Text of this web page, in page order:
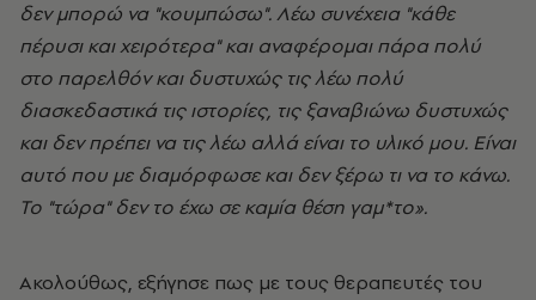
δεν μπορώ να "κουμπώσω". Λέω συνέχεια "κάθε
πέρυσι και χειρότερα" και αναφέρομαι πάρα πολύ
στο παρελθόν και δυστυχώς τις λέω πολύ
διασκεδαστικά τις ιστορίες, τις ξαναβιώνω δυστυχώς
και δεν πρέπει να τις λέω αλλά είναι το υλικό μου. Είναι
αυτό που με διαμόρφωσε και δεν ξέρω τι να το κάνω.
Το "τώρα" δεν το έχω σε καμία θέση γαμ*το».
Ακολούθως, εξήγησε πως με τους θεραπευτές του